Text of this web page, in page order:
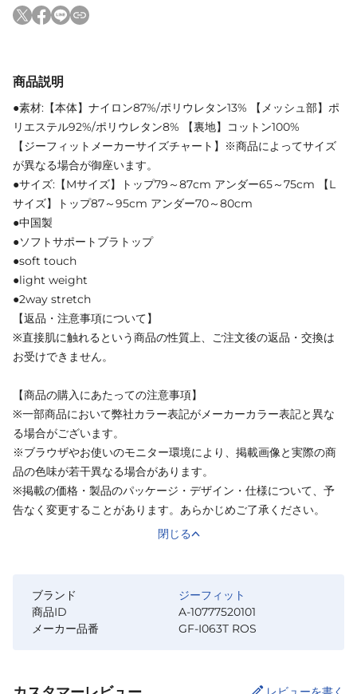
商品説明
●素材:【本体】ナイロン87%/ポリウレタン13% 【メッシュ部】ポ
リエステル92%/ポリウレタン8% 【裏地】コットン100%
【ジーフィットメーカーサイズチャート】※商品によってサイズ
が異なる場合が御座います。
●サイズ:【Mサイズ】トップ79～87cm アンダー65～75cm 【L
サイズ】トップ87～95cm アンダー70～80cm
●中国製
●ソフトサポートブラトップ
●soft touch
●light weight
●2way stretch
【返品・注意事項について】
※直接肌に触れるという商品の性質上、ご注文後の返品・交換は
お受けできません。
【商品の購入にあたっての注意事項】
※一部商品において弊社カラー表記がメーカーカラー表記と異な
る場合がございます。
※ブラウザやお使いのモニター環境により、掲載画像と実際の商
品の色味が若干異なる場合があります。
※掲載の価格・製品のパッケージ・デザイン・仕様について、予
告なく変更することがあります。あらかじめご了承ください。
閉じる
ブランド
ジーフィット
商品ID
A-10777520101
メーカー品番
GF-I063T ROS